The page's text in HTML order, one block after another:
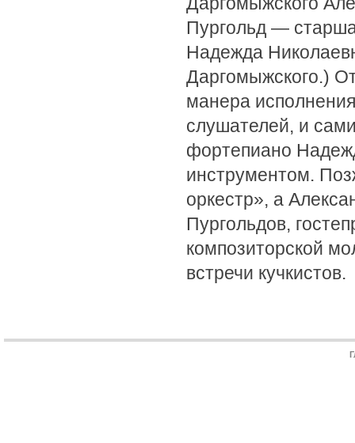
Пургольд —
Надежда
Даргомыжского.)
манера
слушателей, и
фортепиано
инструментом.
оркестр», а
Пургольдов,
композиторской
встречи кучкистов.